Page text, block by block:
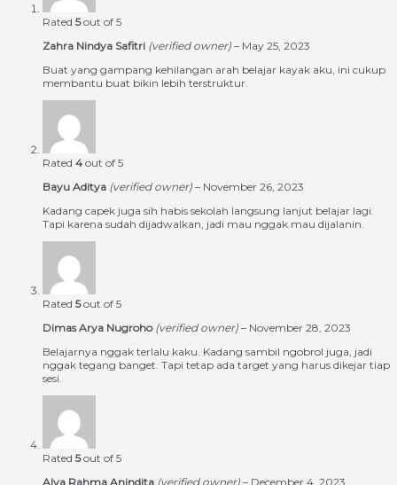
Rated 5out of 5
Zahra Nindya Safitri (verified owner) – May 25, 2023
Buat yang gampang kehilangan arah belajar kayak aku, ini cukup
membantu buat bikin lebih terstruktur.
Rated 4 out of 5
Bayu Aditya (verified owner) – November 26, 2023
Kadang capek juga sih habis sekolah langsung lanjut belajar lagi.
Tapi karena sudah dijadwalkan, jadi mau nggak mau dijalanin.
Rated 5out of 5
Dimas Arya Nugroho (verified owner) – November 28, 2023
Belajarnya nggak terlalu kaku. Kadang sambil ngobrol juga, jadi
nggak tegang banget. Tapi tetap ada target yang harus dikejar tiap
sesi.
Rated 5out of 5
Alya Rahma Anindita (verified owner) – December 4, 2023